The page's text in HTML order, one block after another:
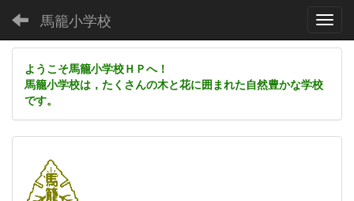
馬籠小学校
ようこそ馬籠小学校ＨＰへ！
馬籠小学校は，たくさんの木と花に囲まれた自然豊かな学校
です。